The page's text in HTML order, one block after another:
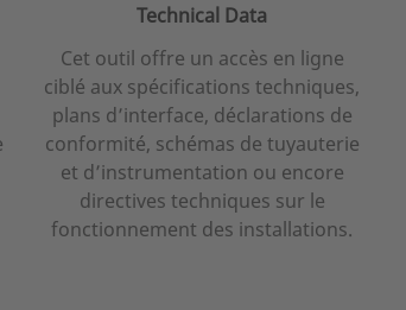
Technical Data
Cet outil offre un accès en ligne
ciblé aux spécifications techniques,
plans d’interface, déclarations de
conformité, schémas de tuyauterie
et d’instrumentation ou encore
directives techniques sur le
fonctionnement des installations.